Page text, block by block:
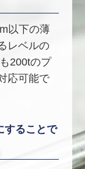
以下の薄
レベルの
200tのプ
応可能で
することで